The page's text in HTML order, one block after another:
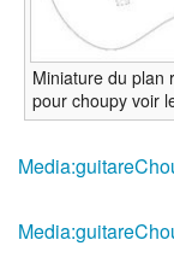
Miniature du plan
pour choupy voir